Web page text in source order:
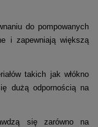
do pompowanych
i zapewniają większą
takich jak włókno
dużą odpornością na
się zarówno na